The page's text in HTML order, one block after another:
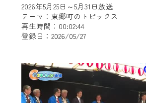
2026年5月25日～5月31日放送
テーマ：東郷町のトピックス
再生時間：00:02:44
登録日：2026/05/27